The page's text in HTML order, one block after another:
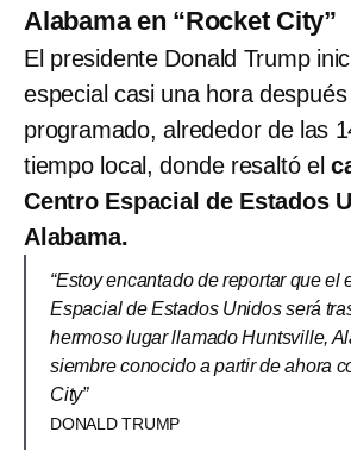
Alabama en “Rocket City”
El presidente Donald Trump
especial casi una hora
programado, alrededor de las
tiempo local, donde resaltó el
Centro Espacial de Estados
Alabama.
“Estoy encantado de reportar que el
Espacial de Estados Unidos será
hermoso lugar llamado Huntsville,
siembre conocido a partir de ahora
City”
DONALD TRUMP